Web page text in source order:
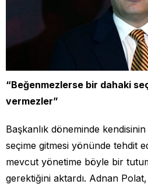
“Beğenmezlerse bir dahaki
vermezler”
Başkanlık döneminde
seçime gitmesi yönünde tehdit
mevcut yönetime böyle bir
gerektiğini aktardı. Adnan